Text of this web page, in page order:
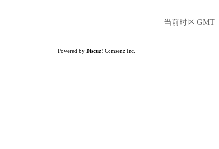
当前时区
Powered by Discuz! Comsenz Inc.